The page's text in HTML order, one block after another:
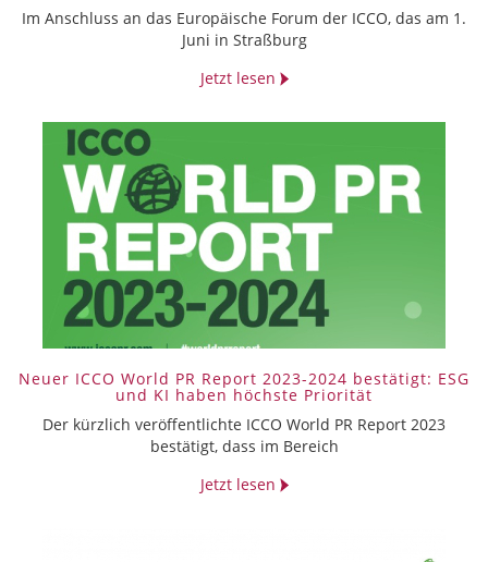
Im Anschluss an das Europäische Forum der ICCO, das am 1.
Juni in Straßburg
Jetzt lesen
Neuer ICCO World PR Report 2023-2024 bestätigt: ESG
und KI haben höchste Priorität
Der kürzlich veröffentlichte ICCO World PR Report 2023
bestätigt, dass im Bereich
Jetzt lesen